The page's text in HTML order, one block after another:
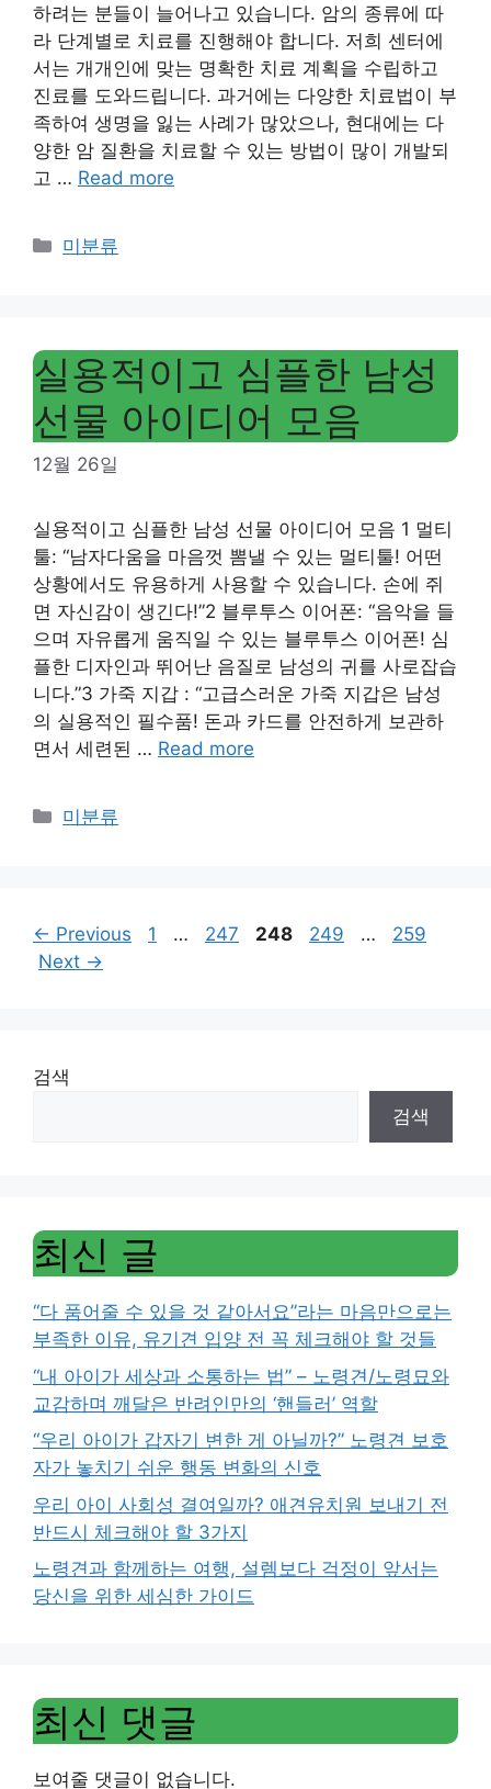
하려는 분들이 늘어나고 있습니다. 암의 종류에 따
라 단계별로 치료를 진행해야 합니다. 저희 센터에
서는 개개인에 맞는 명확한 치료 계획을 수립하고
진료를 도와드립니다. 과거에는 다양한 치료법이 부
족하여 생명을 잃는 사례가 많았으나, 현대에는 다
양한 암 질환을 치료할 수 있는 방법이 많이 개발되
고 … Read more
Categories
미분류
실용적이고 심플한 남성
선물 아이디어 모음
12월 26일
실용적이고 심플한 남성 선물 아이디어 모음 1 멀티
툴: “남자다움을 마음껏 뽐낼 수 있는 멀티툴! 어떤
상황에서도 유용하게 사용할 수 있습니다. 손에 쥐
면 자신감이 생긴다!”2 블루투스 이어폰: “음악을 들
으며 자유롭게 움직일 수 있는 블루투스 이어폰! 심
플한 디자인과 뛰어난 음질로 남성의 귀를 사로잡습
니다.”3 가죽 지갑 : “고급스러운 가죽 지갑은 남성
의 실용적인 필수품! 돈과 카드를 안전하게 보관하
면서 세련된 … Read more
Categories
미분류
← Previous Page
1 … Page
247 Page
248 Page
249 … Page
259
Next →
검색
검색
최신 글
“다 품어줄 수 있을 것 같아서요”라는 마음만으로는
부족한 이유, 유기견 입양 전 꼭 체크해야 할 것들
“내 아이가 세상과 소통하는 법” – 노령견/노령묘와
교감하며 깨달은 반려인만의 ‘핸들러’ 역할
“우리 아이가 갑자기 변한 게 아닐까?” 노령견 보호
자가 놓치기 쉬운 행동 변화의 신호
우리 아이 사회성 결여일까? 애견유치원 보내기 전
반드시 체크해야 할 3가지
노령견과 함께하는 여행, 설렘보다 걱정이 앞서는
당신을 위한 세심한 가이드
최신 댓글
보여줄 댓글이 없습니다.